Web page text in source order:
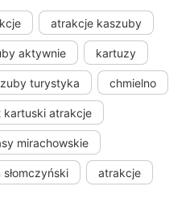
atrakcje kaszuby
aktywnie kartuzy
turystyka chmielno
kartuski atrakcje
mirachowskie
atrakcje